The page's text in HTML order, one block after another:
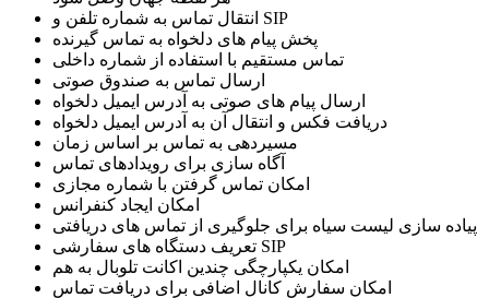
انتقال تماس به شماره تلفن و SIP
پخش پیام های دلخواه به تماس گیرنده
تماس مستقیم با استفاده از شماره داخلی
ارسال تماس به صندوق صوتی
ارسال پیام های صوتی به آدرس ایمیل دلخواه
دریافت فکس و انتقال آن به آدرس ایمیل دلخواه
مسیردهی به تماس بر اساس زمان
آگاه سازی برای رویدادهای تماس
امکان تماس گرفتن با شماره مجازی
امکان ایجاد کنفرانس
پیاده سازی لیست سیاه برای جلوگیری از تماس های دریافتی
تعریف دستگاه های سفارشی SIP
امکان یکپارچگی چندین اکانت تلوبال به هم
امکان سفارش کانال اضافی برای دریافت تماس